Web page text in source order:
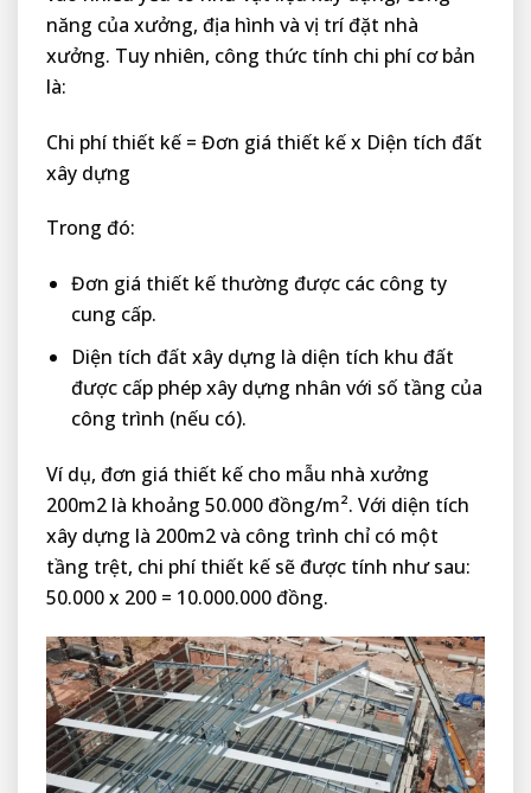
năng của xưởng, địa hình và vị trí đặt nhà
xưởng. Tuy nhiên, công thức tính chi phí cơ bản
là:
Chi phí thiết kế = Đơn giá thiết kế x Diện tích đất
xây dựng
Trong đó:
Đơn giá thiết kế thường được các công ty
cung cấp.
Diện tích đất xây dựng là diện tích khu đất
được cấp phép xây dựng nhân với số tầng của
công trình (nếu có).
Ví dụ, đơn giá thiết kế cho mẫu nhà xưởng
200m2 là khoảng 50.000 đồng/m². Với diện tích
xây dựng là 200m2 và công trình chỉ có một
tầng trệt, chi phí thiết kế sẽ được tính như sau:
50.000 x 200 = 10.000.000 đồng.